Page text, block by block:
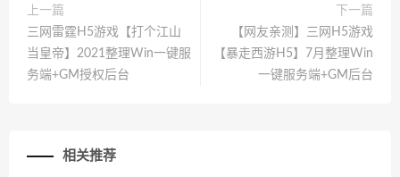
上一篇
三网雷霆H5游戏【打个江山
当皇帝】2021整理Win一键服
务端+GM授权后台
下一篇
【网友亲测】三网H5游戏
【暴走西游H5】7月整理Win
一键服务端+GM后台
相关推荐